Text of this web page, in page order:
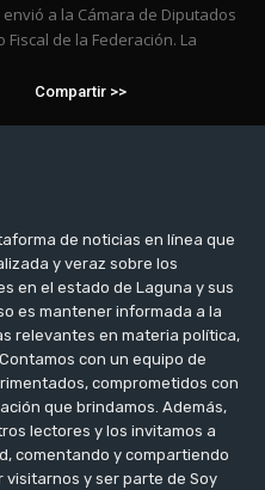
a la Cámara de Diputados
de la Federación. La
Compartir >>
de noticias en línea que
y veraz sobre los
en el estado de Laguna y sus
es mantener informada a la
relevantes en materia política,
con un equipo de
comprometidos con
que brindamos. Además,
lectores y los invitamos a
comentando y compartiendo
visitarnos y ser parte de Soy